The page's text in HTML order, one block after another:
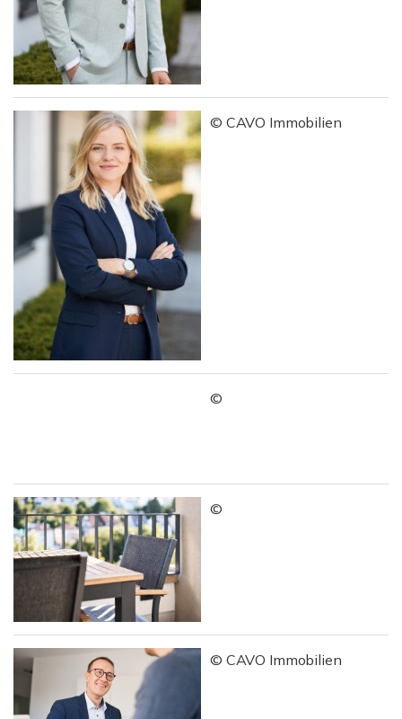
© CAVO Immobilien
©
©
© CAVO Immobilien